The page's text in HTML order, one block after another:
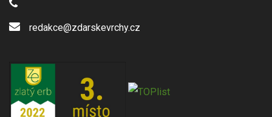
redakce@zdarskevrchy.cz